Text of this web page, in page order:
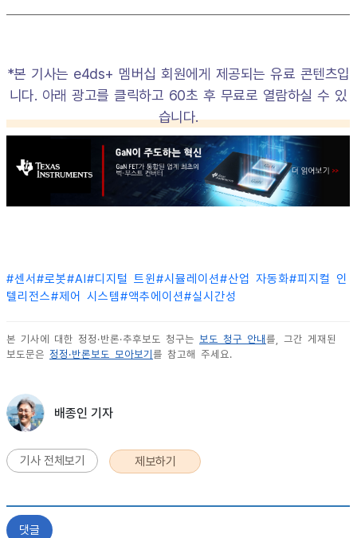
*본 기사는 e4ds+ 멤버십 회원에게 제공되는 유료 콘텐츠입
니다. 아래 광고를 클릭하고 60초 후 무료로 열람하실 수 있
습니다.
#센서 #로봇#AI#디지털 트윈#시뮬레이션#산업 자동화#피지컬 인
텔리전스#제어 시스템#액추에이션#실시간성
본 기사에 대한 정정·반론·추후보도 청구는 보도 청구 안내 를, 그간 게재된
보도문은 정정·반론보도 모아보기 를 참고해 주세요.
배종인 기자
기사 전체보기 제보하기
댓글